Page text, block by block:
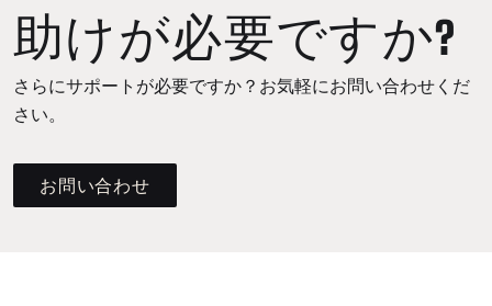
助けが必要ですか?
さらにサポートが必要ですか？お気軽にお問い合わせくだ
さい。
お問い合わせ